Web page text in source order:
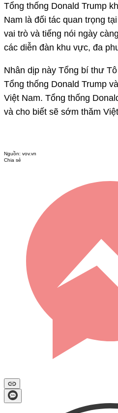
Tổng thống Donald Trump
Nam là đối tác quan trọng
vai trò và tiếng nói ngày
các diễn đàn khu vực, đa
Nhân dịp này Tổng bí thư
Tổng thống Donald Trump
Việt Nam. Tổng thống
và cho biết sẽ sớm thăm
Nguồn: vov.vn
Chia sẻ